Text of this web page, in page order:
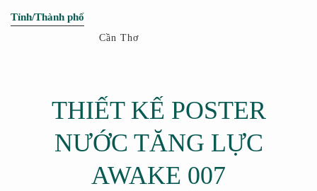
Tỉnh/Thành phố
Cần Thơ
THIẾT KẾ POSTER
NƯỚC TĂNG LỰC
AWAKE 007